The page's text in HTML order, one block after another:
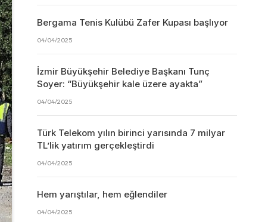
Bergama Tenis Kulübü Zafer Kupası başlıyor
04/04/2025
İzmir Büyükşehir Belediye Başkanı Tunç
Soyer: “Büyükşehir kale üzere ayakta”
04/04/2025
Türk Telekom yılın birinci yarısında 7 milyar
TL’lik yatırım gerçekleştirdi
04/04/2025
Hem yarıştılar, hem eğlendiler
04/04/2025